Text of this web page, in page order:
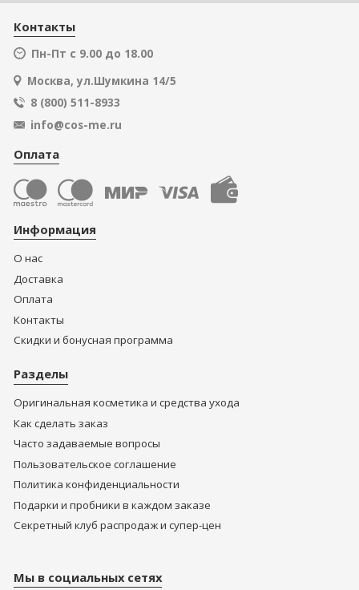
Контакты
Пн-Пт с 9.00 до 18.00
Москва, ул.Шумкина 14/5
8 (800) 511-8933
info@cos-me.ru
Оплата
Информация
О нас
Доставка
Оплата
Контакты
Скидки и бонусная программа
Разделы
Оригинальная косметика и средства ухода
Как сделать заказ
Часто задаваемые вопросы
Пользовательское соглашение
Политика конфиденциальности
Подарки и пробники в каждом заказе
Секретный клуб распродаж и супер-цен
Мы в социальных сетях